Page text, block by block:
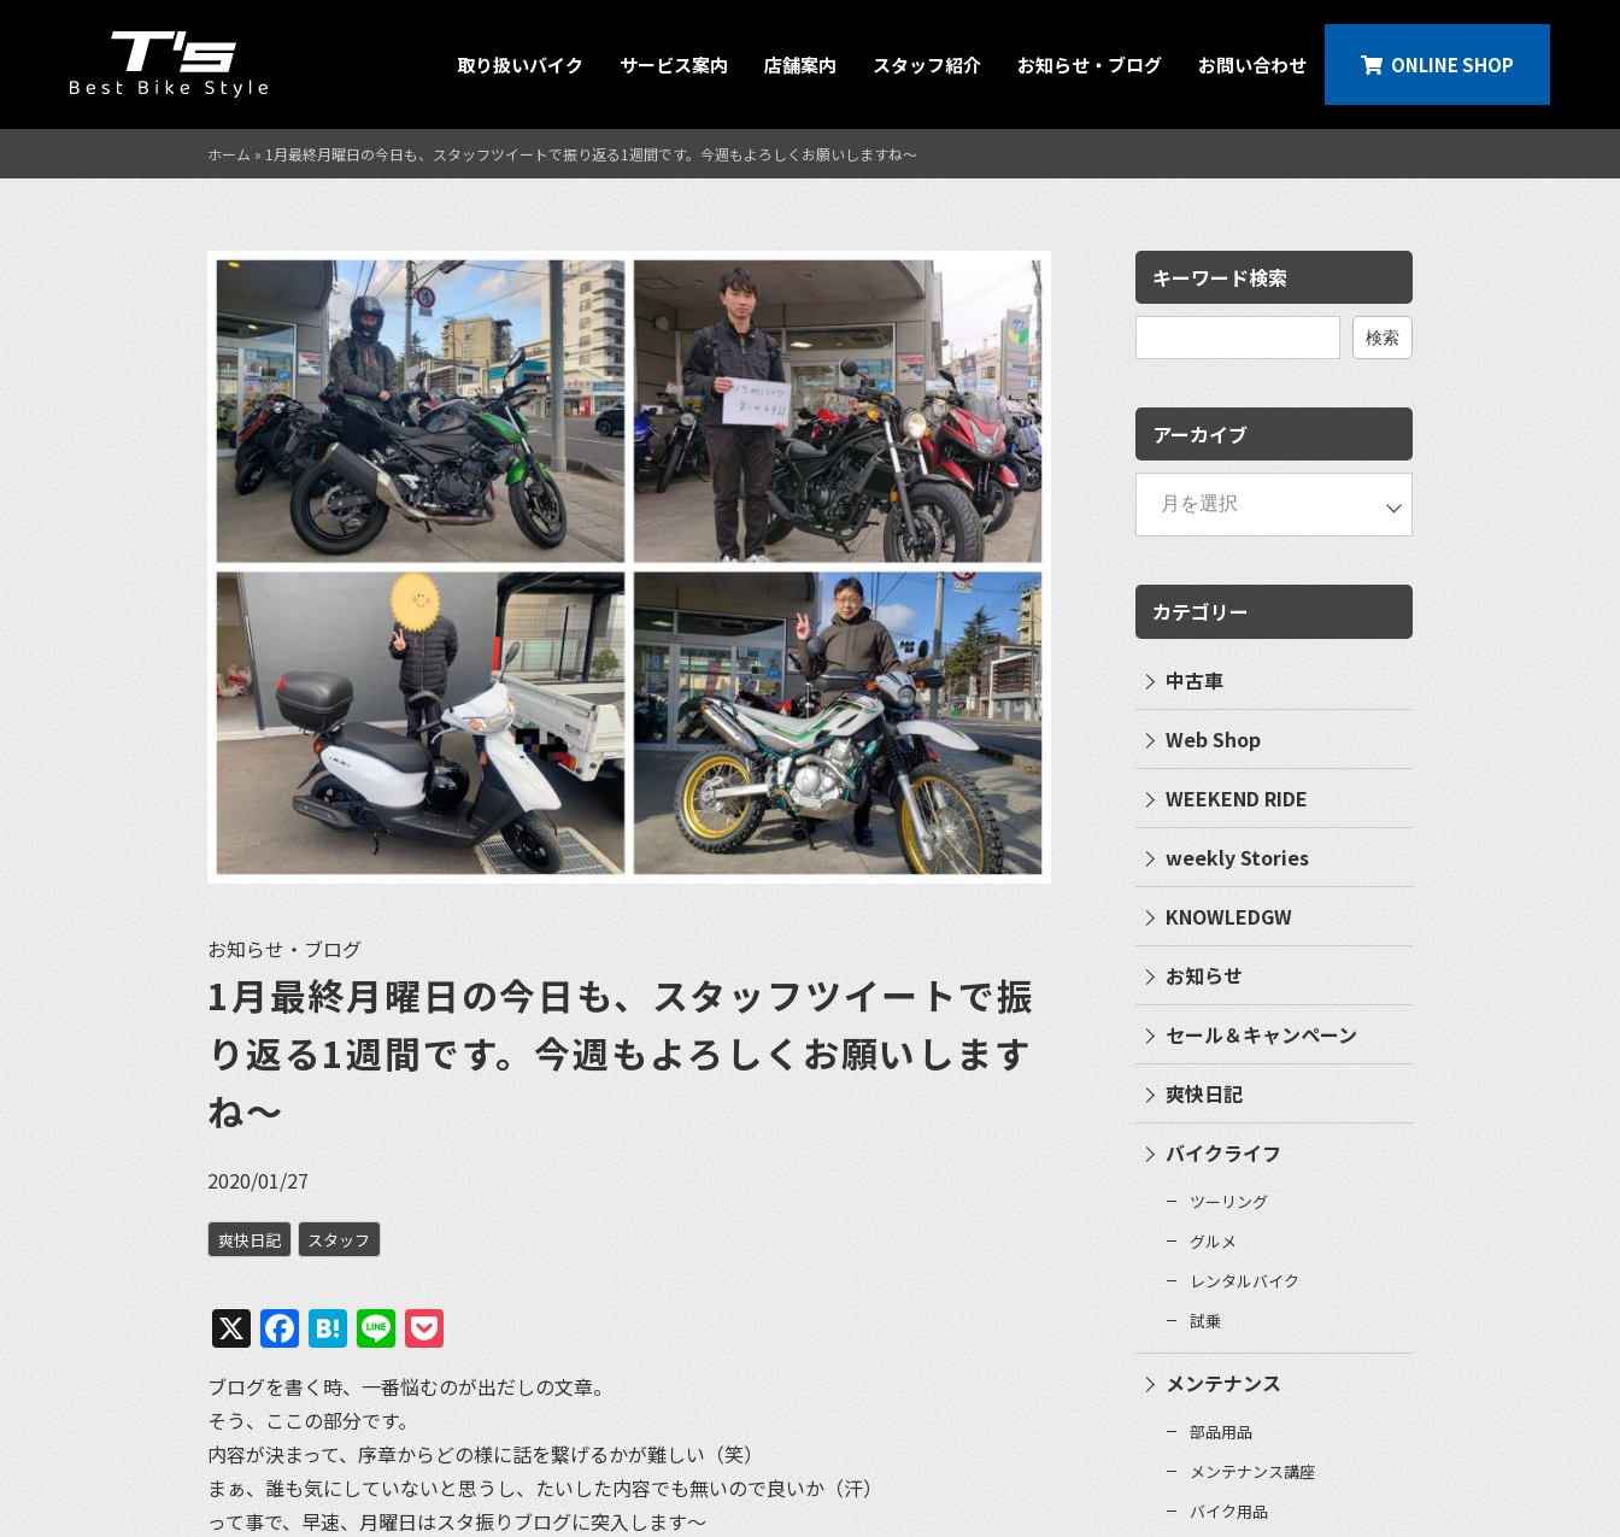
取り扱いバイク サービス案内 店舗案内 スタッフ紹介 お知らせ・ブログ お問い合わせ ONLINE SHOP
ホーム » 1月最終月曜日の今日も、スタッフツイートで振り返る1週間です。今週もよろしくお願いしますね〜
お知らせ・ブログ
1月最終月曜日の今日も、スタッフツイートで振
り返る1週間です。今週もよろしくお願いします
ね〜
2020/01/27
爽快日記 スタッフ
X Facebook
Hatena
Line
ブログを書く時、一番悩むのが出だしの文章。
そう、ここの部分です。
内容が決まって、序章からどの様に話を繋げるかが難しい（笑）
まぁ、誰も気にしていないと思うし、たいした内容でも無いので良いか（汗）
って事で、早速、月曜日はスタ振りブログに突入します〜
キーワード検索
検
アーカイブ
カテゴリー
中古車
Web Shop
WEEKEND RIDE
weekly Stories
KNOWLEDGW
お知らせ
セール＆キャンペーン
爽快日記
バイクライフ
ツーリング
グルメ
レンタルバイク
試乗
メンテナンス
部品用品
メンテナンス講座
バイク用品